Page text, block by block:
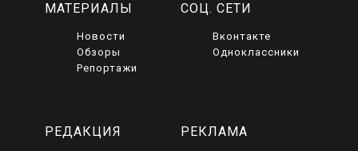
МАТЕРИАЛЫ
Новости
Обзоры
Репортажи
СОЦ. СЕТИ
Вконтакте
Одноклассники
РЕДАКЦИЯ РЕКЛАМА